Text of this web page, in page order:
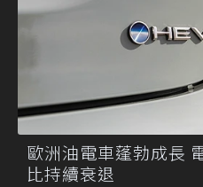
歐洲油電車蓬勃成長
比持續衰退